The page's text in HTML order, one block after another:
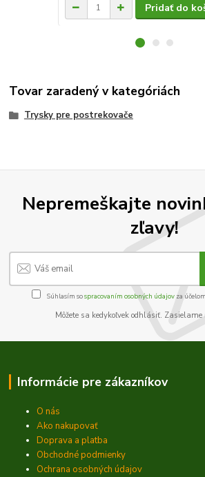
Pridať do
Tovar zaradený v kategóriách
Trysky pre postrekovače
Nepremeškajte
zľavy!
Súhlasím sospracovaním osobných údajov za
Môžete sa kedykoľvek odhlásiť.
Informácie pre zákazníkov
O nás
Ako nakupovať
Doprava a platba
Obchodné podmienky
Ochrana osobných údajov